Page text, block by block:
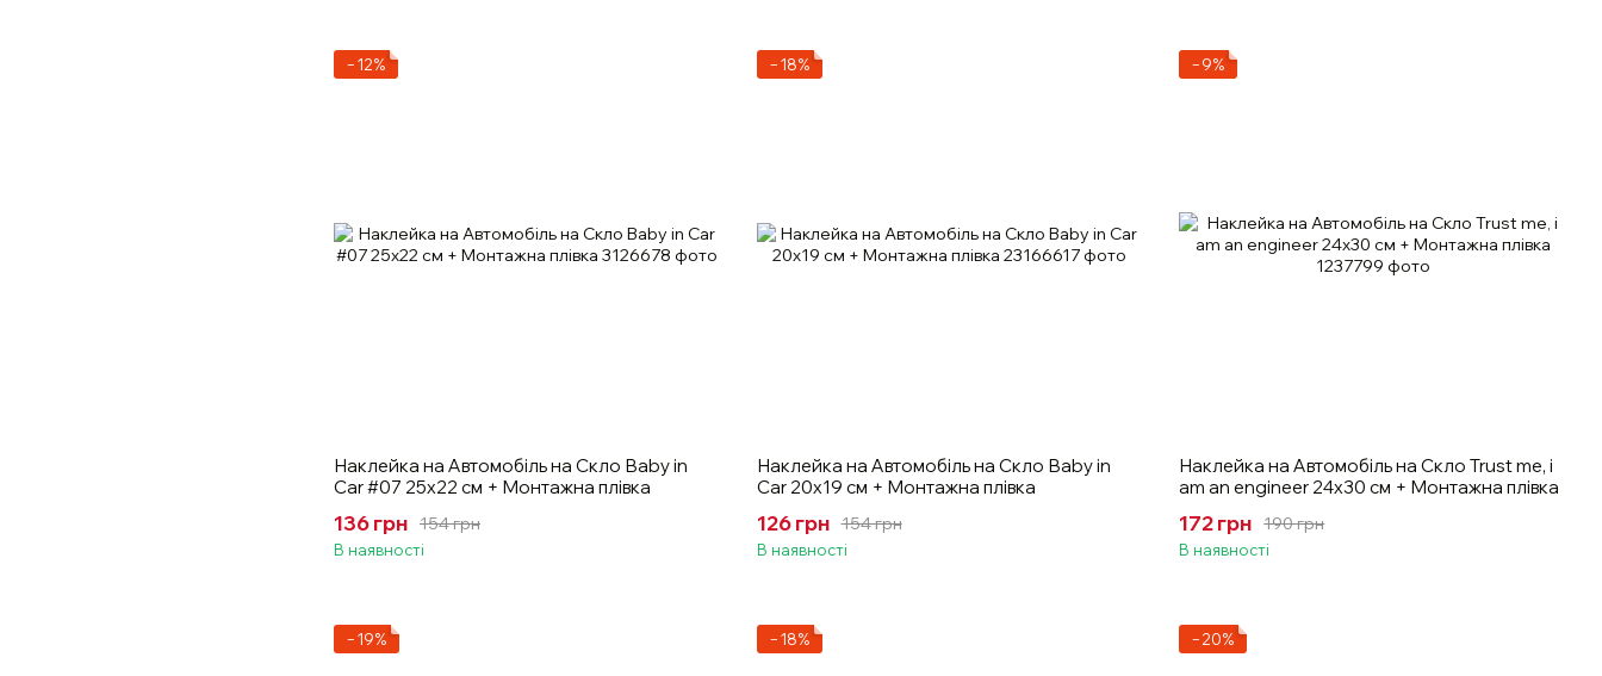
−12%
Наклейка на Автомобіль на Скло Вaby in
Car #07 25х22 см + Монтажна плівка
154 грн
136 грн
В наявності
−18%
Наклейка на Автомобіль на Скло Вaby in
Car 20х19 см + Монтажна плівка
154 грн
126 грн
В наявності
−9%
Наклейка на Автомобіль на Скло Trust me, i
am an engineer 24х30 см + Монтажна плівка
190 грн
172 грн
В наявності
−19% −18% −20%